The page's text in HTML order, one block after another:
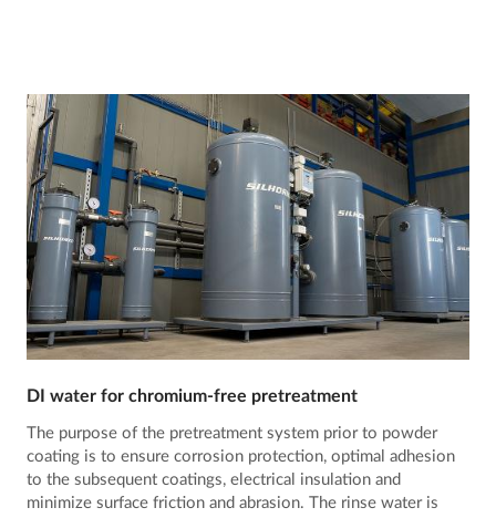
DI water for chromium-free pretreatment
The purpose of the pretreatment system prior to powder
coating is to ensure corrosion protection, optimal adhesion
to the subsequent coatings, electrical insulation and
minimize surface friction and abrasion. The rinse water is